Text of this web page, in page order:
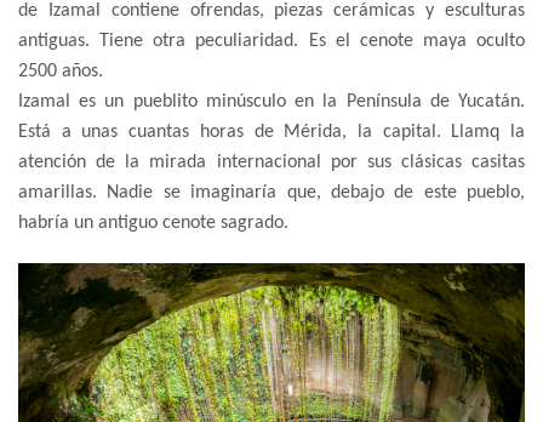
de Izamal contiene ofrendas, piezas cerámicas y esculturas
antiguas. Tiene otra peculiaridad. Es el cenote maya oculto
2500 años.
Izamal es un pueblito minúsculo en la Península de Yucatán.
Está a unas cuantas horas de Mérida, la capital. Llamq la
atención de la mirada internacional por sus clásicas casitas
amarillas. Nadie se imaginaría que, debajo de este pueblo,
habría un antiguo cenote sagrado.